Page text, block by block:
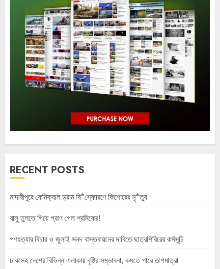
RECENT POSTS
মাদারীপুরে কেমিক্যাল ড্রাম বি*স্ফোরণে কিশোরের মৃ*ত্যু
বালু তুলতে গিয়ে প্রাণ গেল শ্রমিকের!
গণহত্যার বিচার ও জুলাই সনদ বাস্তবায়নের দাবিতে ছাত্রশিবিরের কর্মসূচি
ঢাকাসহ দেশের বিভিন্ন এলাকায় বৃষ্টির সম্ভাবনা, কমতে পারে তাপমাত্রা